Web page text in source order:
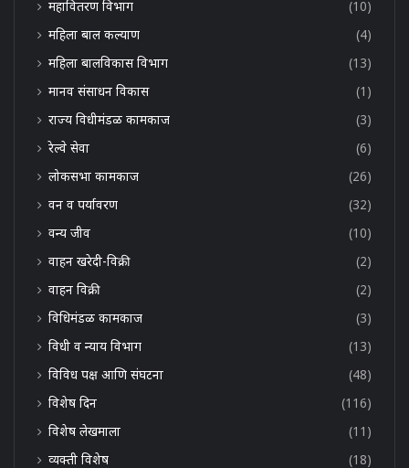
महावितरण विभाग
(10)
महिला बाल कल्याण
(4)
महिला बालविकास विभाग
(13)
मानव संसाधन विकास
(1)
राज्य विधीमंडळ कामकाज
(3)
रेल्वे सेवा
(6)
लोकसभा कामकाज
(26)
वन व पर्यावरण
(32)
वन्य जीव
(10)
वाहन खरेदी-विक्री
(2)
वाहन विक्री
(2)
विधिमंडळ कामकाज
(3)
विधी व न्याय विभाग
(13)
विविध पक्ष आणि संघटना
(48)
विशेष दिन
(116)
विशेष लेखमाला
(11)
व्यक्ती विशेष
(18)